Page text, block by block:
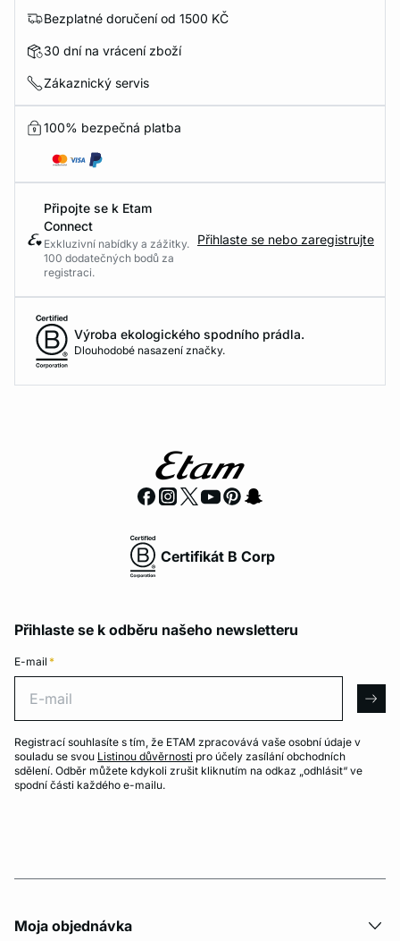
Bezplatné doručení od 1500 KČ
30 dní na vrácení zboží
Zákaznický servis
100% bezpečná platba
Připojte se k Etam
Connect
Exkluzivní nabídky a zážitky.
100 dodatečných bodů za
registraci.
Přihlaste se nebo zaregistrujte
Výroba ekologického spodního prádla.
Dlouhodobé nasazení značky.
Certifikát B Corp
Přihlaste se k odběru našeho newsletteru
E-mail *
Registrací souhlasíte s tím, že ETAM zpracovává vaše osobní údaje v
souladu se svou Listinou důvěrnosti pro účely zasílání obchodních
sdělení. Odběr můžete kdykoli zrušit kliknutím na odkaz „odhlásit“ ve
spodní části každého e-mailu.
Moja objednávka